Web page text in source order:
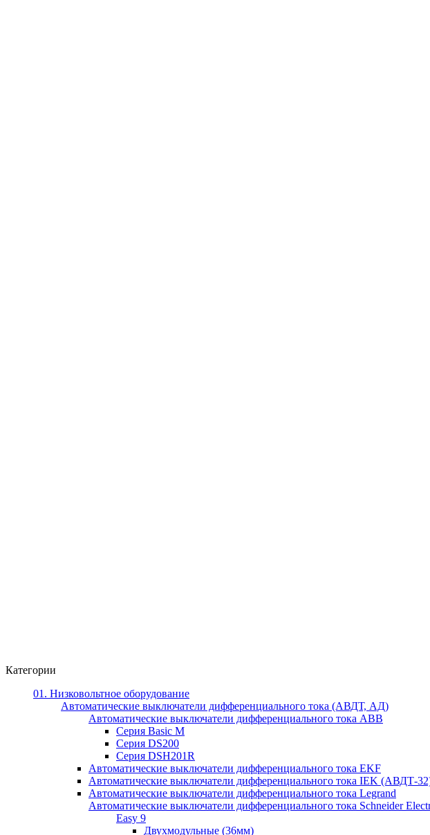
Категории
01. Низковольтное оборудование
Автоматические выключатели дифференциального тока (АВДТ, АД)
Автоматические выключатели дифференциального тока ABB
Серия Basic M
Серия DS200
Серия DSH201R
Автоматические выключатели дифференциального тока EKF
Автоматические выключатели дифференциального тока IEK (АВДТ-
Автоматические выключатели дифференциального тока Legrand
Автоматические выключатели дифференциального тока Schneider
Easy 9
Двухмодульные (36мм)